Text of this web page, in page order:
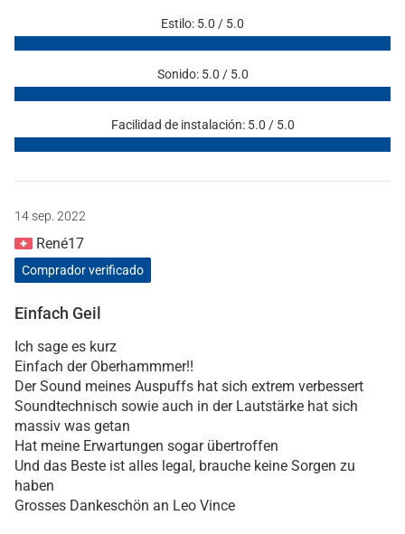
Estilo: 5.0 / 5.0
Sonido: 5.0 / 5.0
Facilidad de instalación: 5.0 / 5.0
14 sep. 2022
René17
Comprador verificado
Einfach Geil
Ich sage es kurz
Einfach der Oberhammmer!!
Der Sound meines Auspuffs hat sich extrem verbessert
Soundtechnisch sowie auch in der Lautstärke hat sich
massiv was getan
Hat meine Erwartungen sogar übertroffen
Und das Beste ist alles legal, brauche keine Sorgen zu
haben
Grosses Dankeschön an Leo Vince